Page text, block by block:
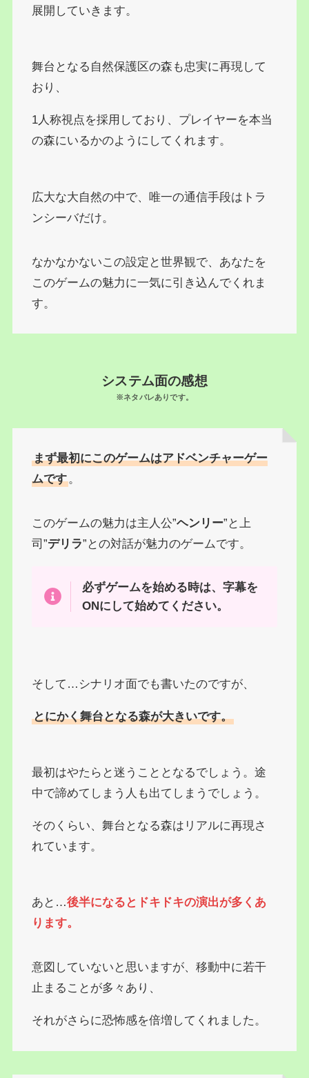
展開していきます。
舞台となる自然保護区の森も忠実に再現して
おり、
1人称視点を採用しており、プレイヤーを本当
の森にいるかのようにしてくれます。
広大な大自然の中で、唯一の通信手段はトラ
ンシーバだけ。
なかなかないこの設定と世界観で、あなたを
このゲームの魅力に一気に引き込んでくれま
す。
システム面の感想
※ネタバレありです。
まず最初にこのゲームはアドベンチャーゲー
ムです。
このゲームの魅力は主人公”ヘンリー”と上
司”デリラ”との対話が魅力のゲームです。
必ずゲームを始める時は、字幕を
ONにして始めてください。
そして…シナリオ面でも書いたのですが、
とにかく舞台となる森が大きいです。
最初はやたらと迷うこととなるでしょう。途
中で諦めてしまう人も出てしまうでしょう。
そのくらい、舞台となる森はリアルに再現さ
れています。
あと…後半になるとドキドキの演出が多くあ
ります。
意図していないと思いますが、移動中に若干
止まることが多々あり、
それがさらに恐怖感を倍増してくれました。